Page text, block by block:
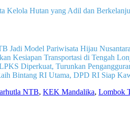
Kelola Hutan yang Adil dan
Jadi Model Pariwisata Hijau Nusantara
Kesiapan Transportasi di Tengah
Diperkuat, Turunkan
Bintang RI Utama, DPD RI Siap
NTB, KEK Mandalika, Lombok